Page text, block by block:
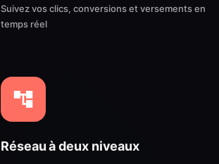
Suivez vos clics, conversions et versements en
temps réel
Réseau à deux niveaux